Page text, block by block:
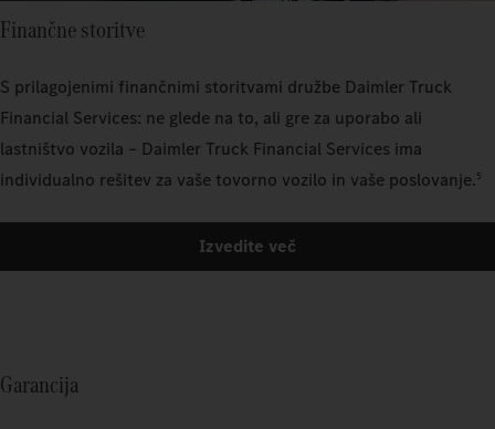
Finančne storitve
S prilagojenimi finančnimi storitvami družbe Daimler Truck
Financial Services: ne glede na to, ali gre za uporabo ali
lastništvo vozila – Daimler Truck Financial Services ima
individualno rešitev za vaše tovorno vozilo in vaše poslovanje.5
Izvedite več
Garancija